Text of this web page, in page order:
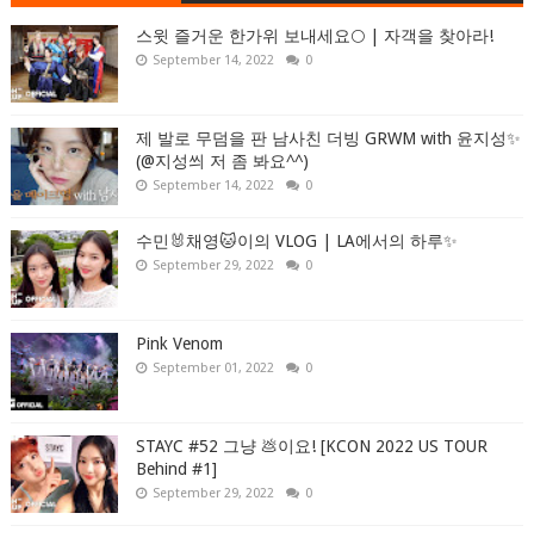
스윗 즐거운 한가위 보내세요🌕 | 자객을 찾아라!
September 14, 2022 0
제 발로 무덤을 판 남사친 더빙 GRWM with 윤지성✨
(@지성씌 저 좀 봐요^^)
September 14, 2022 0
수민🐰채영🐱이의 VLOG | LA에서의 하루✨
September 29, 2022 0
Pink Venom
September 01, 2022 0
STAYC #52 그냥 💩이요! [KCON 2022 US TOUR
Behind #1]
September 29, 2022 0